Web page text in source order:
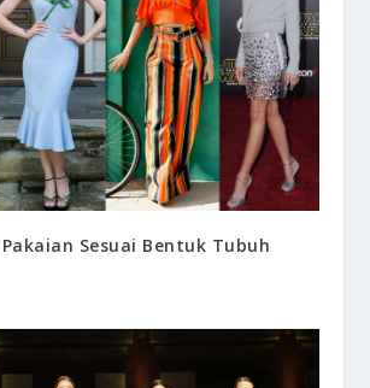
Sesuai Bentuk Tubuh